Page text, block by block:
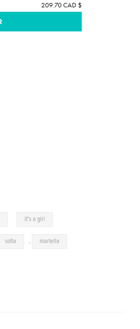
209.70 CAD $
it's a girl
sofia , martella